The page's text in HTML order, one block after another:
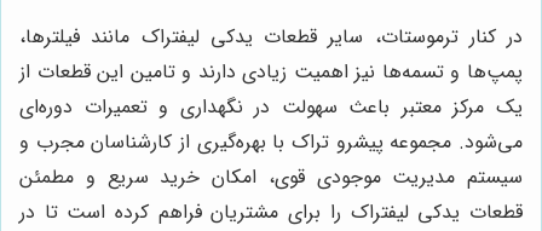
در کنار ترموستات، سایر قطعات یدکی لیفتراک مانند فیلترها،
پمپ‌ها و تسمه‌ها نیز اهمیت زیادی دارند و تامین این قطعات از
یک مرکز معتبر باعث سهولت در نگهداری و تعمیرات دوره‌ای
می‌شود. مجموعه پیشرو تراک با بهره‌گیری از کارشناسان مجرب و
سیستم مدیریت موجودی قوی، امکان خرید سریع و مطمئن
قطعات یدکی لیفتراک را برای مشتریان فراهم کرده است تا در